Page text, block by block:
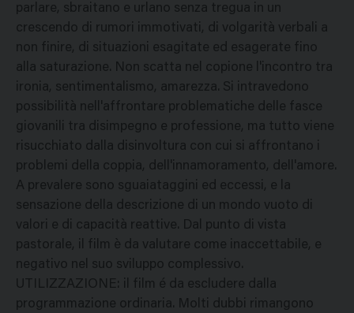
parlare, sbraitano e urlano senza tregua in un
crescendo di rumori immotivati, di volgarità verbali a
non finire, di situazioni esagitate ed esagerate fino
alla saturazione. Non scatta nel copione l'incontro tra
ironia, sentimentalismo, amarezza. Si intravedono
possibilità nell'affrontare problematiche delle fasce
giovanili tra disimpegno e professione, ma tutto viene
risucchiato dalla disinvoltura con cui si affrontano i
problemi della coppia, dell'innamoramento, dell'amore.
A prevalere sono sguaiataggini ed eccessi, e la
sensazione della descrizione di un mondo vuoto di
valori e di capacità reattive. Dal punto di vista
pastorale, il film è da valutare come inaccettabile, e
negativo nel suo sviluppo complessivo.
UTILIZZAZIONE: il film é da escludere dalla
programmazione ordinaria. Molti dubbi rimangono